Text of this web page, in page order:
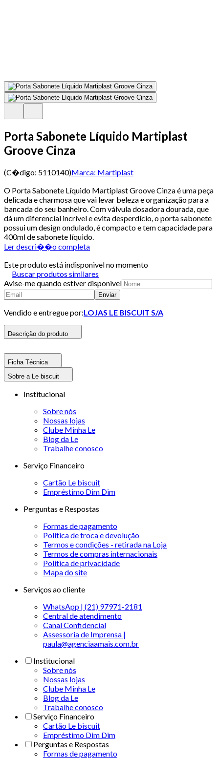
Porta Sabonete Líquido Martiplast
Groove Cinza
(C�digo: 5110140)Marca: Martiplast
O Porta Sabonete Líquido Martiplast Groove Cinza é uma peça
delicada e charmosa que vai levar beleza e organização para a
bancada do seu banheiro. Com válvula dosadora dourada, que
dá um diferencial incrível e evita desperdício, o porta sabonete
possui um design ondulado, é compacto e tem capacidade para
400ml de sabonete líquido.
Ler descri��o completa
Este produto está indisponivel no momento
Buscar produtos similares
Avise-me quando estiver disponivel
Enviar
Vendido e entregue por:LOJAS LE BISCUIT S/A
Descrição do produto
Ficha Técnica
Sobre a Le biscuit
Institucional
Sobre nós
Nossas lojas
Clube Minha Le
Blog da Le
Trabalhe conosco
Serviço Financeiro
Cartão Le biscuit
Empréstimo Dim Dim
Perguntas e Respostas
Formas de pagamento
Política de troca e devolução
Termos e condições - retirada na Loja
Termos de compras internacionais
Politica de privacidade
Mapa do site
Serviços ao cliente
WhatsApp | (21) 97971-2181
Central de atendimento
Canal Confidencial
Assessoria de Imprensa |
paula@agenciaamais.com.br
Institucional
Sobre nós
Nossas lojas
Clube Minha Le
Blog da Le
Trabalhe conosco
Serviço Financeiro
Cartão Le biscuit
Empréstimo Dim Dim
Perguntas e Respostas
Formas de pagamento